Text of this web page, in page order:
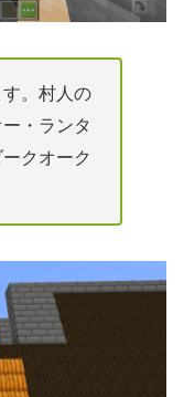
。村人の
・ランタ
クオーク